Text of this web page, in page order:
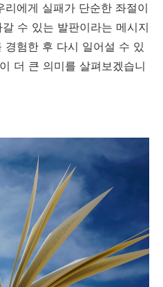
에게 실패가 단순한 좌절이
수 있는 발판이라는 메시지
경험한 후 다시 일어설 수 있
더 큰 의미를 살펴보겠습니